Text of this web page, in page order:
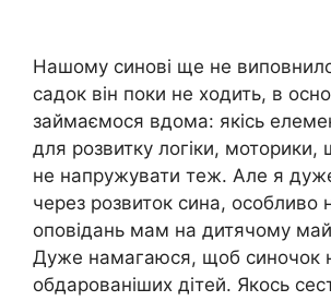
Нашому синові ще не
садок він поки не ходить, в
займаємося вдома: якісь
для розвитку логіки, моторики,
не напружувати теж. Але я
через розвиток сина, особливо
оповідань мам на дитячому
Дуже намагаюся, щоб синочок
обдарованіших дітей. Якось